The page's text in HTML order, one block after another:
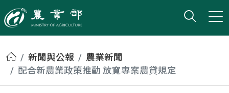
農業部
打開
小版
首頁新聞與公報
農業新聞
配合新農業政策推動 放寬專案農貸規定